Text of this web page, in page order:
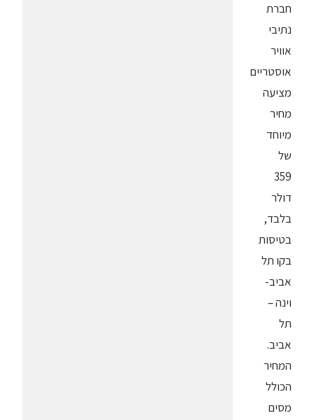
חברת
נתיבי
אוויר
אוסטריים
מציעה
מחיר
מיוחד
של
359
דולר
בלבד,
בטיסות
בקו תל
אביב-
וינה –
תל
אביב.
המחיר
הכולל
מסים